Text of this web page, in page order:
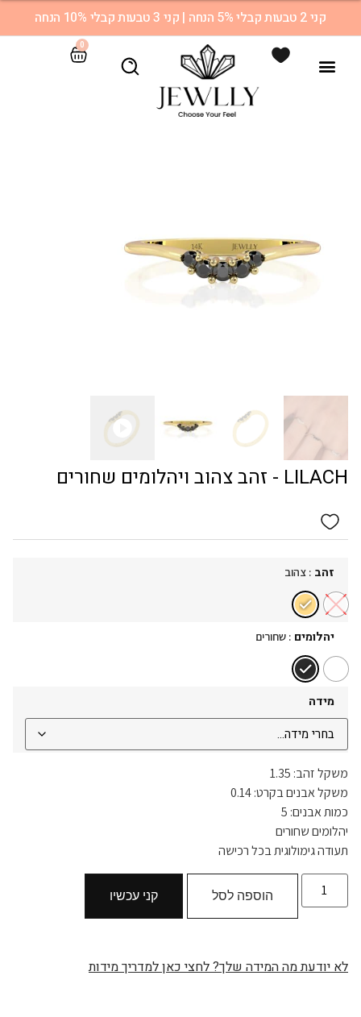
קני 2 טבעות קבלי 5% הנחה | קני 3 טבעות קבלי 10% הנחה
0
LILACH - זהב צהוב ויהלומים שחורים
זהב : צהוב
יהלומים : שחורים
מידה
משקל זהב: 1.35
משקל אבנים בקרט: 0.14
כמות אבנים: 5
יהלומים שחורים
תעודה גימולוגית בכל רכישה
הוספה לסל קני עכשיו
לא יודעת מה המידה שלך? לחצי כאן למדריך מידות